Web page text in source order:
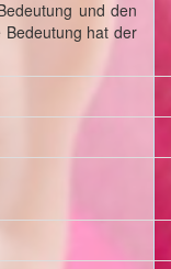
und den
Bedeutung hat der